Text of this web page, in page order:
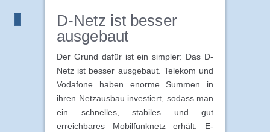
D-Netz ist besser
ausgebaut
Der Grund dafür ist ein simpler: Das D-
Netz ist besser ausgebaut. Telekom und
Vodafone haben enorme Summen in
ihren Netzausbau investiert, sodass man
ein schnelles, stabiles und gut
erreichbares Mobilfunknetz erhält. E-